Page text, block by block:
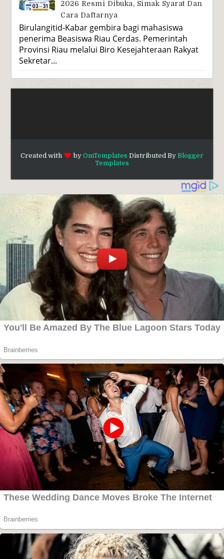
2026 Resmi Dibuka, Simak Syarat Dan
Cara Daftarnya
Birulangitid-Kabar gembira bagi mahasiswa
penerima Beasiswa Riau Cerdas. Pemerintah
Provinsi Riau melalui Biro Kesejahteraan Rakyat
Sekretar...
Created with by OmTemplates Distributed By Blogger
Templates